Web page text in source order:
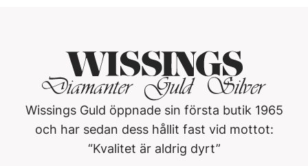
Wissings Guld öppnade sin första butik 1965
och har sedan dess hållit fast vid mottot:
“Kvalitet är aldrig dyrt”